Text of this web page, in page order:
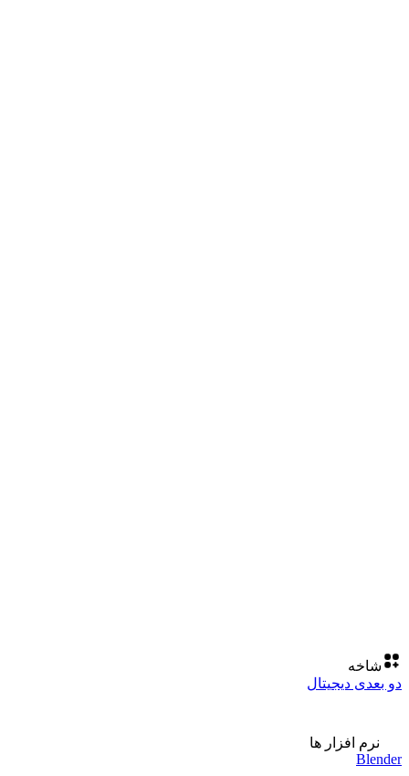
شاخه
دو بعدی دیجیتال
نرم افزار ها
Blender